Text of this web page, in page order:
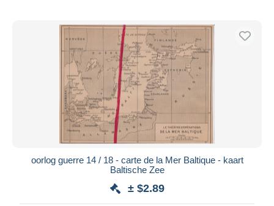
oorlog guerre 14 / 18 - carte de la Mer Baltique - kaart
Baltische Zee
± $2.89